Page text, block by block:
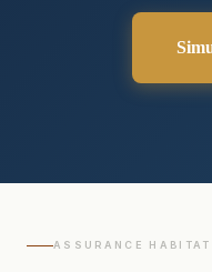
ASSURANCE